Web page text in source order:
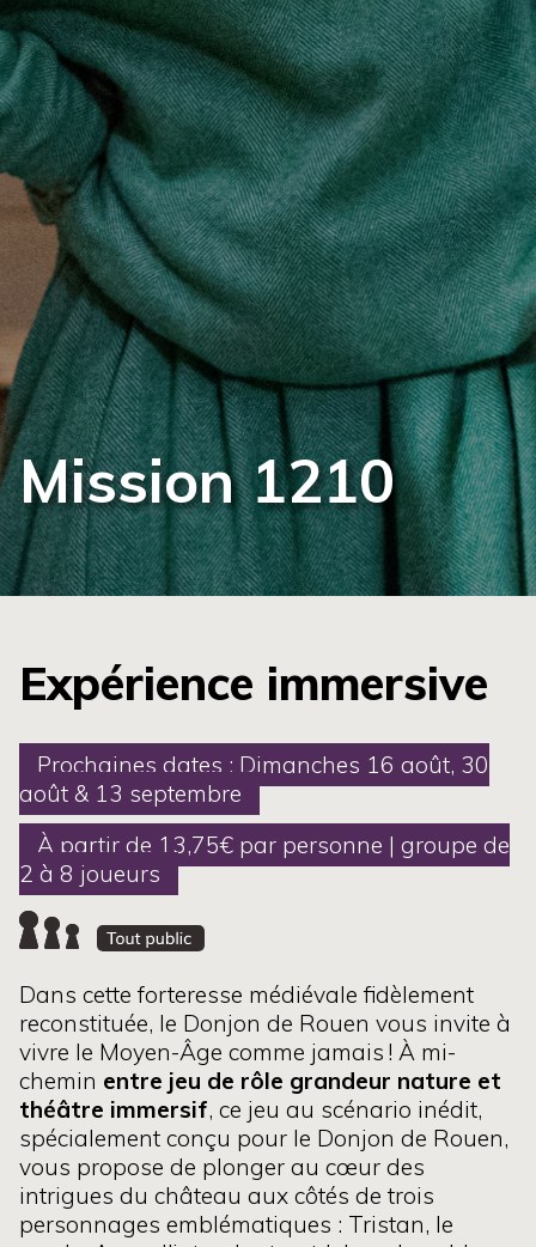
Mission 1210
Expérience immersive
Prochaines dates : Dimanches 16 août, 30
août & 13 septembre
À partir de 13,75€ par personne | groupe de
2 à 8 joueurs
Dans cette forteresse médiévale fidèlement
reconstituée, le Donjon de Rouen vous invite à
vivre le Moyen-Âge comme jamais ! À mi-
chemin entre jeu de rôle grandeur nature et
théâtre immersif, ce jeu au scénario inédit,
spécialement conçu pour le Donjon de Rouen,
vous propose de plonger au cœur des
intrigues du château aux côtés de trois
personnages emblématiques : Tristan, le